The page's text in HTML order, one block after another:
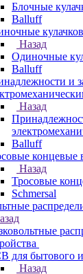
Блочные
Balluff
Назад
Одиночные
Balluff
и
Назад
Balluff
концевые
Назад
Тросовые
Schmersal
для бытового
Назад